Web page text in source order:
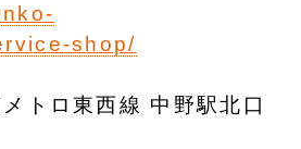
shop/
トロ東西線 中野駅北口